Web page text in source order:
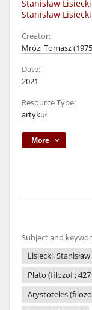
Stanisław
Stanisław
Creator:
Mróz, Tomasz
Date:
2021
Resource Type:
artykuł
More
Subject and
Lisiecki,
Plato (filozof ;
Arystoteles